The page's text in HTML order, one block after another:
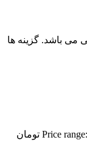
می باشد. گزینه ها
Price range: 1,500,000 تومان